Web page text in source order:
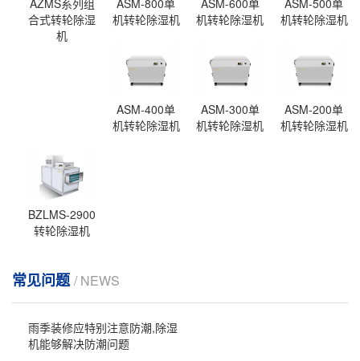
AZMS系列组
合式转轮除湿
机
ASM-800单
机转轮除湿机
ASM-600单
机转轮除湿机
ASM-500单
机转轮除湿机
ASM-400单
机转轮除湿机
ASM-300单
机转轮除湿机
ASM-200单
机转轮除湿机
BZLMS-2900
转轮除湿机
常见问题/ NEWS
雨季装修应特别注意防潮,除湿
机能够解决防潮问题